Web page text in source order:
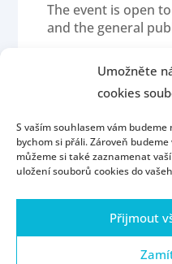
Umožněte
cookies
S vaším souhlasem vám
bychom si přáli. Zároveň
můžeme si také zaznamenat
uložení souborů cookies do
Přijmout
The event is open
and the general
Contact